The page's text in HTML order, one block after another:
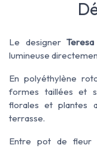
Le designer
lumineuse
En polyéthylène
formes taillées et
florales et plantes
terrasse.
Entre pot de fleur